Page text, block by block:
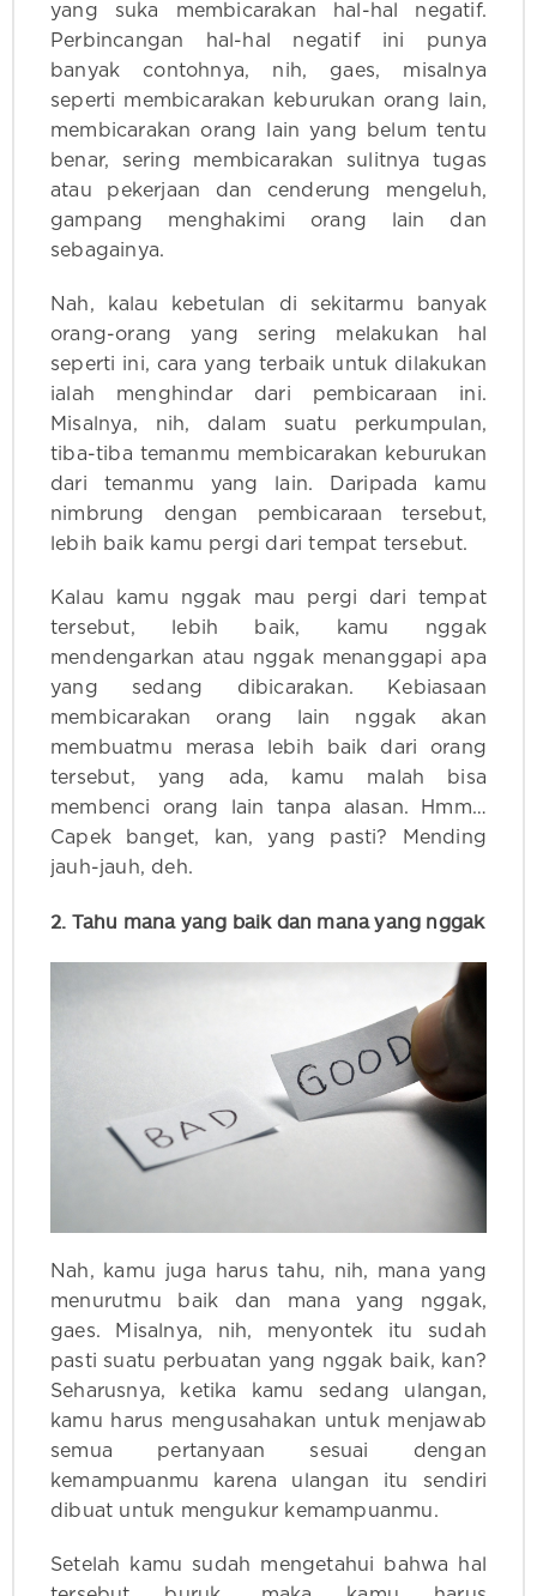
yang suka membicarakan hal-hal negatif.
Perbincangan hal-hal negatif ini punya
banyak contohnya, nih, gaes, misalnya
seperti membicarakan keburukan orang lain,
membicarakan orang lain yang belum tentu
benar, sering membicarakan sulitnya tugas
atau pekerjaan dan cenderung mengeluh,
gampang menghakimi orang lain dan
sebagainya.
Nah, kalau kebetulan di sekitarmu banyak
orang-orang yang sering melakukan hal
seperti ini, cara yang terbaik untuk dilakukan
ialah menghindar dari pembicaraan ini.
Misalnya, nih, dalam suatu perkumpulan,
tiba-tiba temanmu membicarakan keburukan
dari temanmu yang lain. Daripada kamu
nimbrung dengan pembicaraan tersebut,
lebih baik kamu pergi dari tempat tersebut.
Kalau kamu nggak mau pergi dari tempat
tersebut, lebih baik, kamu nggak
mendengarkan atau nggak menanggapi apa
yang sedang dibicarakan. Kebiasaan
membicarakan orang lain nggak akan
membuatmu merasa lebih baik dari orang
tersebut, yang ada, kamu malah bisa
membenci orang lain tanpa alasan. Hmm…
Capek banget, kan, yang pasti? Mending
jauh-jauh, deh.
2. Tahu mana yang baik dan mana yang nggak
Nah, kamu juga harus tahu, nih, mana yang
menurutmu baik dan mana yang nggak,
gaes. Misalnya, nih, menyontek itu sudah
pasti suatu perbuatan yang nggak baik, kan?
Seharusnya, ketika kamu sedang ulangan,
kamu harus mengusahakan untuk menjawab
semua pertanyaan sesuai dengan
kemampuanmu karena ulangan itu sendiri
dibuat untuk mengukur kemampuanmu.
Setelah kamu sudah mengetahui bahwa hal